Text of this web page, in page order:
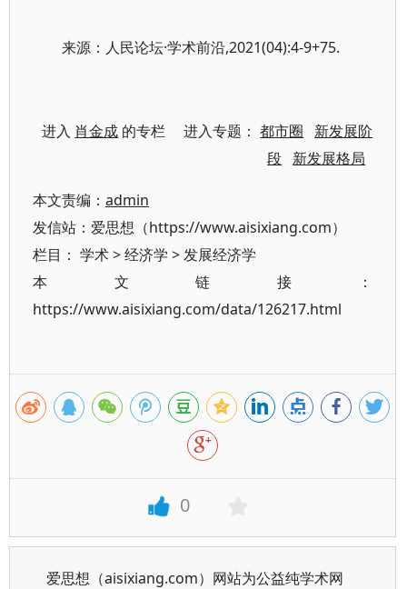
来源：人民论坛·学术前沿,2021(04):4-9+75.
进入 肖金成 的专栏 进入专题：都市圈
新发展阶
段 新发展格局
本文责编： admin
发信站：爱思想（https://www.aisixiang.com）
栏目： 学术>经济学 >发展经济学
本文链接：
https://www.aisixiang.com/data/126217.html
0
爱思想（aisixiang.com）网站为公益纯学术网